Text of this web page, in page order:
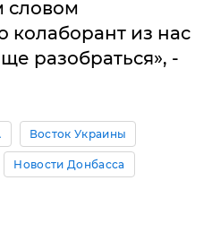
словом
колаборант из нас
разобраться», -
Восток Украины
Новости Донбасса